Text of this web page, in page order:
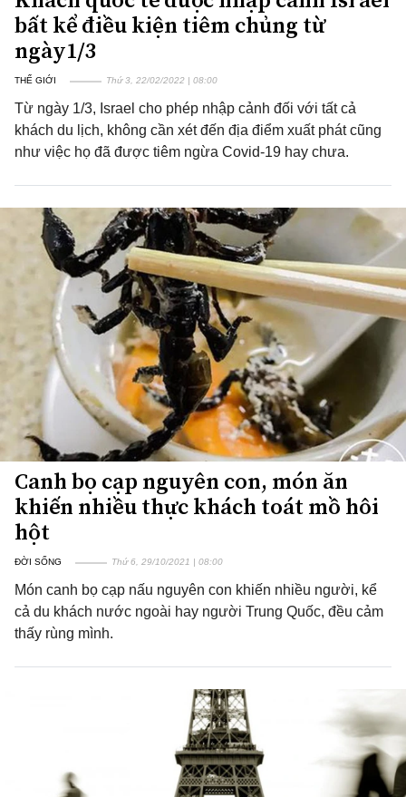
bất kể điều kiện tiêm chủng từ
ngày1/3
THẾ GIỚI Thứ 3, 22/02/2022 | 08:00
Từ ngày 1/3, Israel cho phép nhập cảnh đối với tất cả
khách du lịch, không cần xét đến địa điểm xuất phát cũng
như việc họ đã được tiêm ngừa Covid-19 hay chưa.
Canh bọ cạp nguyên con, món ăn
khiến nhiều thực khách toát mồ hôi
hột
ĐỜI SỐNG Thứ 6, 29/10/2021 | 08:00
Món canh bọ cạp nấu nguyên con khiến nhiều người, kể
cả du khách nước ngoài hay người Trung Quốc, đều cảm
thấy rùng mình.